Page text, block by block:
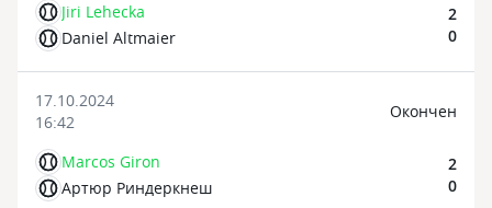
Jiri Lehecka
Daniel Altmaier
2
0
17.10.2024
16:42
Marcos Giron
Артюр Риндеркнеш
Oкончен
2
0